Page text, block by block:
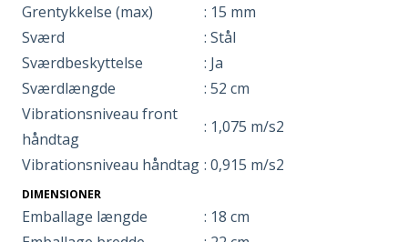
Grentykkelse (max)
: 15 mm
Sværd
: Stål
Sværdbeskyttelse
: Ja
Sværdlængde
: 52 cm
Vibrationsniveau front
håndtag
: 1,075 m/s2
Vibrationsniveau håndtag : 0,915 m/s2
DIMENSIONER
Emballage længde
: 18 cm